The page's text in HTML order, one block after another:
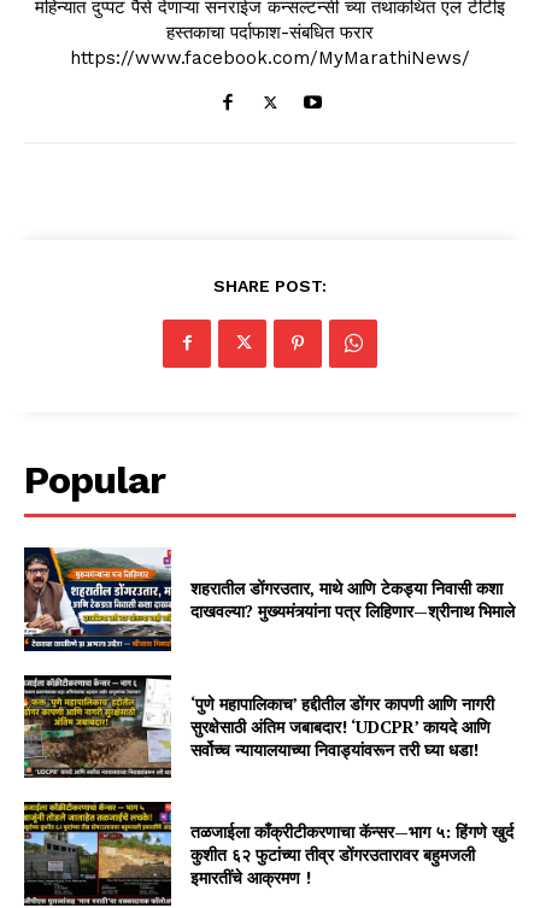
महिन्यात दुप्पट पैसे देणाऱ्या सनराईज कन्सल्टन्सी च्या तथाकथित एल टीटीइ
हस्तकाचा पर्दाफाश-संबधित फरार
https://www.facebook.com/MyMarathiNews/
SHARE POST:
Popular
शहरातील डोंगरउतार, माथे आणि टेकड्या निवासी कशा
दाखवल्या? मुख्यमंत्र्यांना पत्र लिहिणार—श्रीनाथ भिमाले
‘पुणे महापालिकाच’ हद्दीतील डोंगर कापणी आणि नागरी
सुरक्षेसाठी अंतिम जबाबदार! ‘UDCPR’ कायदे आणि
सर्वोच्च न्यायालयाच्या निवाड्यांवरून तरी घ्या धडा!
तळजाईला काँक्रीटीकरणाचा कॅन्सर—भाग ५: हिंगणे खुर्द
कुशीत ६२ फुटांच्या तीव्र डोंगरउतारावर बहुमजली
इमारतींचे आक्रमण !